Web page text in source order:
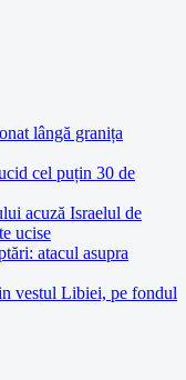
lângă granița
cel puțin 30 de
acuză Israelul de
ucise
atacul asupra
vestul Libiei, pe fondul